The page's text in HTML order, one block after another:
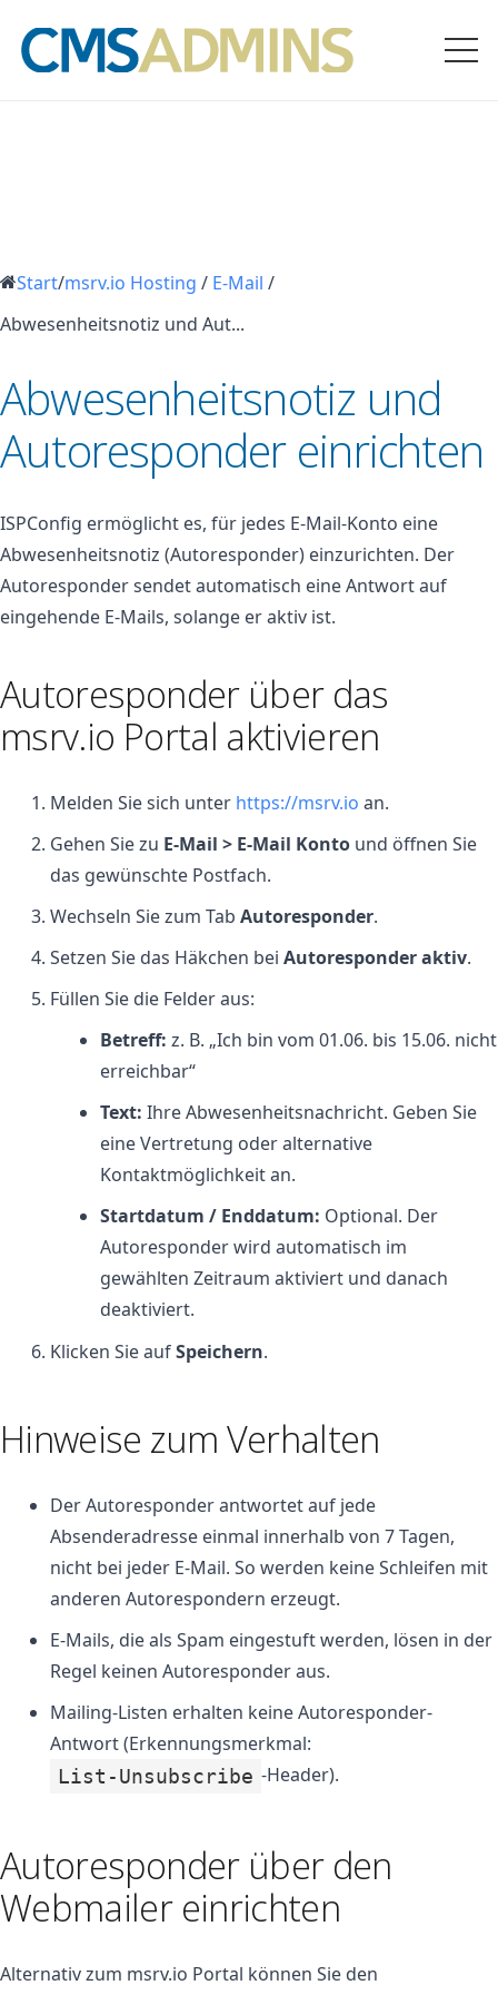
Start/msrv.io Hosting / E-Mail /
Abwesenheitsnotiz und Aut...
Abwesenheitsnotiz und
Autoresponder einrichten
ISPConfig ermöglicht es, für jedes E-Mail-Konto eine
Abwesenheitsnotiz (Autoresponder) einzurichten. Der
Autoresponder sendet automatisch eine Antwort auf
eingehende E-Mails, solange er aktiv ist.
Autoresponder über das
msrv.io Portal aktivieren
Melden Sie sich unter https://msrv.io an.
Gehen Sie zu E-Mail > E-Mail Konto und öffnen Sie
das gewünschte Postfach.
Wechseln Sie zum Tab Autoresponder.
Setzen Sie das Häkchen bei Autoresponder aktiv.
Füllen Sie die Felder aus:
Betreff: z. B. „Ich bin vom 01.06. bis 15.06. nicht
erreichbar“
Text: Ihre Abwesenheitsnachricht. Geben Sie
eine Vertretung oder alternative
Kontaktmöglichkeit an.
Startdatum / Enddatum: Optional. Der
Autoresponder wird automatisch im
gewählten Zeitraum aktiviert und danach
deaktiviert.
Klicken Sie aufSpeichern.
Hinweise zum Verhalten
Der Autoresponder antwortet auf jede
Absenderadresse einmal innerhalb von 7 Tagen,
nicht bei jeder E-Mail. So werden keine Schleifen mit
anderen Autorespondern erzeugt.
E-Mails, die als Spam eingestuft werden, lösen in der
Regel keinen Autoresponder aus.
Mailing-Listen erhalten keine Autoresponder-
Antwort (Erkennungsmerkmal:
List-Unsubscribe -Header).
Autoresponder über den
Webmailer einrichten
Alternativ zum msrv.io Portal können Sie den